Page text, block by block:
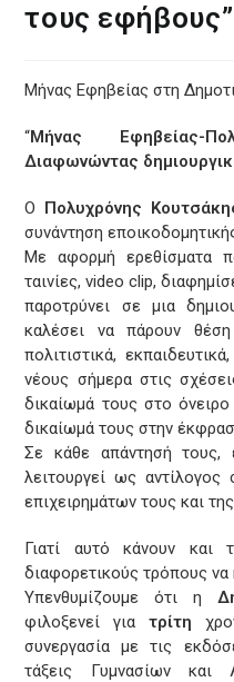
τους
Μήνας Εφηβείας στη
“Μήνας Εφηβείας-
Διαφωνώντας
Ο Πολυχρόνης
συνάντηση
Με αφορμή ερεθίσματα
ταινίες, video clip,
παροτρύνει σε μια
καλέσει να πάρουν
πολιτιστικά,
νέους σήμερα στις
δικαίωμά τους στο
δικαίωμά τους στην
Σε κάθε απάντησή τους,
λειτουργεί ως αντίλογος
επιχειρημάτων τους και
Γιατί αυτό κάνουν και
διαφορετικούς τρόπους να
Υπενθυμίζουμε ότι η
φιλοξενεί για τρίτη
συνεργασία με τις
τάξεις Γυμνασίων